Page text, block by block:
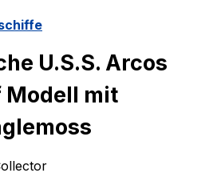
U.S.S. Arcos
Modell mit